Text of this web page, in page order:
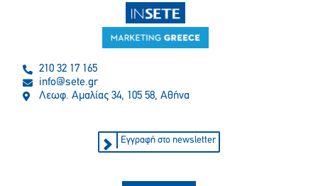
210 32 17 165
info@sete.gr
Λεωφ. Αμαλίας 34, 105 58, Αθήνα
Εγγραφή στο newsletter